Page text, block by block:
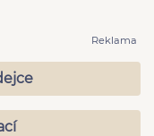
Reklama